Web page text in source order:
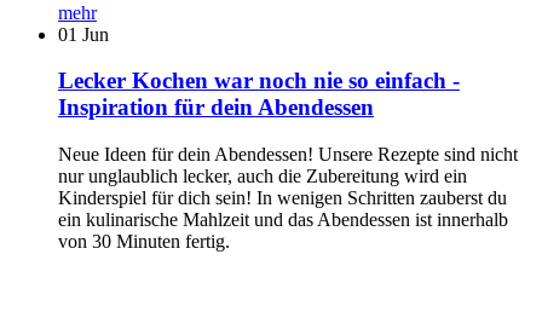
mehr
01 Jun
Lecker Kochen war noch nie so einfach -
Inspiration für dein Abendessen
Neue Ideen für dein Abendessen! Unsere Rezepte sind nicht
nur unglaublich lecker, auch die Zubereitung wird ein
Kinderspiel für dich sein! In wenigen Schritten zauberst du
ein kulinarische Mahlzeit und das Abendessen ist innerhalb
von 30 Minuten fertig.